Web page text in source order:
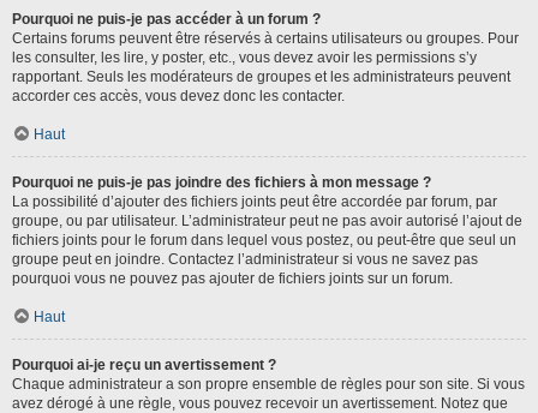
Pourquoi ne puis-je pas accéder à un forum ?
Certains forums peuvent être réservés à certains utilisateurs ou groupes. Pour
les consulter, les lire, y poster, etc., vous devez avoir les permissions s’y
rapportant. Seuls les modérateurs de groupes et les administrateurs peuvent
accorder ces accès, vous devez donc les contacter.
Haut
Pourquoi ne puis-je pas joindre des fichiers à mon message ?
La possibilité d’ajouter des fichiers joints peut être accordée par forum, par
groupe, ou par utilisateur. L’administrateur peut ne pas avoir autorisé l’ajout de
fichiers joints pour le forum dans lequel vous postez, ou peut-être que seul un
groupe peut en joindre. Contactez l’administrateur si vous ne savez pas
pourquoi vous ne pouvez pas ajouter de fichiers joints sur un forum.
Haut
Pourquoi ai-je reçu un avertissement ?
Chaque administrateur a son propre ensemble de règles pour son site. Si vous
avez dérogé à une règle, vous pouvez recevoir un avertissement. Notez que